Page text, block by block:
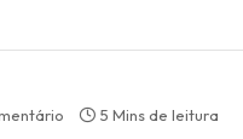
5 Mins de leitura